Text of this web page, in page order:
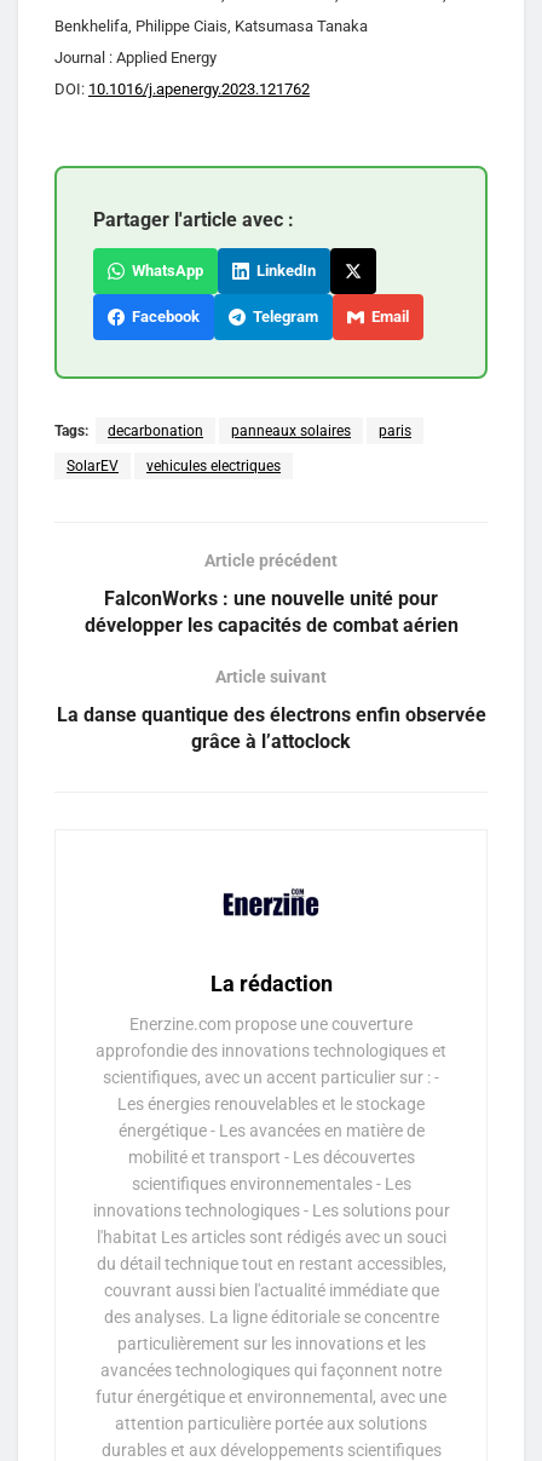
Benkhelifa, Philippe Ciais, Katsumasa Tanaka
Journal : Applied Energy
DOI: 10.1016/j.apenergy.2023.121762
Partager l'article avec :
WhatsApp LinkedIn
Facebook Telegram Email
Tags: decarbonation panneaux solaires paris
SolarEV vehicules electriques
Article précédent
FalconWorks : une nouvelle unité pour
développer les capacités de combat aérien
Article suivant
La danse quantique des électrons enfin observée
grâce à l’attoclock
La rédaction
Enerzine.com propose une couverture
approfondie des innovations technologiques et
scientifiques, avec un accent particulier sur : -
Les énergies renouvelables et le stockage
énergétique - Les avancées en matière de
mobilité et transport - Les découvertes
scientifiques environnementales - Les
innovations technologiques - Les solutions pour
l'habitat Les articles sont rédigés avec un souci
du détail technique tout en restant accessibles,
couvrant aussi bien l'actualité immédiate que
des analyses. La ligne éditoriale se concentre
particulièrement sur les innovations et les
avancées technologiques qui façonnent notre
futur énergétique et environnemental, avec une
attention particulière portée aux solutions
durables et aux développements scientifiques